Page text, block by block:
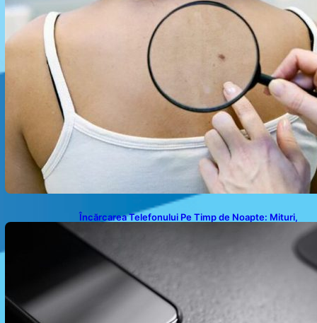
Încărcarea Telefonului Pe Timp de Noapte: Mituri,